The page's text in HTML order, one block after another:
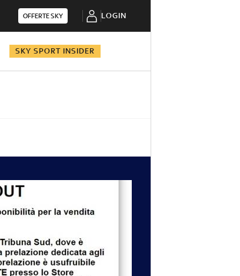
OFFERTE SKY LOGIN
SKY SPORT INSIDER